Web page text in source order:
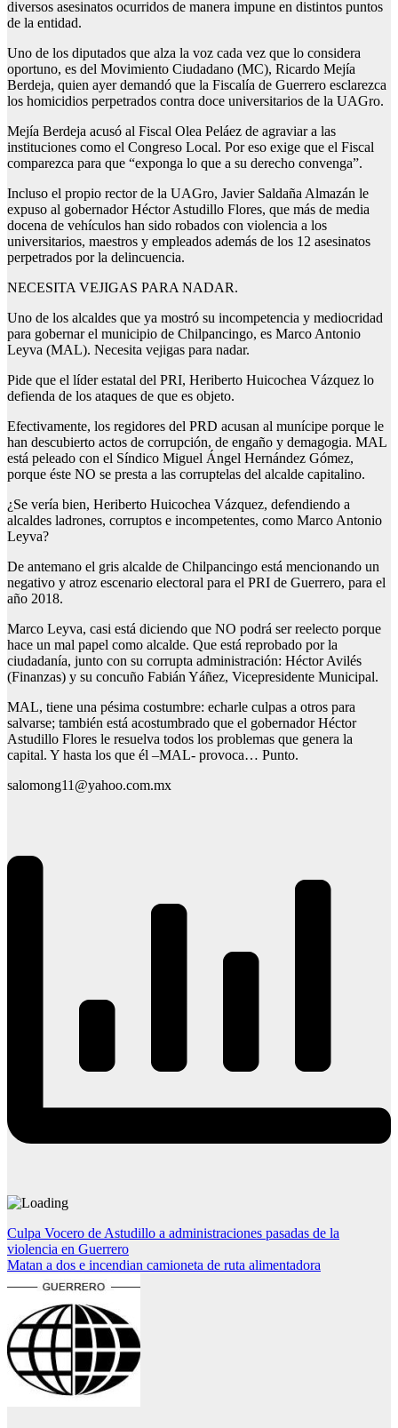
diversos asesinatos ocurridos de manera impune en distintos puntos
de la entidad.
Uno de los diputados que alza la voz cada vez que lo considera
oportuno, es del Movimiento Ciudadano (MC), Ricardo Mejía
Berdeja, quien ayer demandó que la Fiscalía de Guerrero esclarezca
los homicidios perpetrados contra doce universitarios de la UAGro.
Mejía Berdeja acusó al Fiscal Olea Peláez de agraviar a las
instituciones como el Congreso Local. Por eso exige que el Fiscal
comparezca para que “exponga lo que a su derecho convenga”.
Incluso el propio rector de la UAGro, Javier Saldaña Almazán le
expuso al gobernador Héctor Astudillo Flores, que más de media
docena de vehículos han sido robados con violencia a los
universitarios, maestros y empleados además de los 12 asesinatos
perpetrados por la delincuencia.
NECESITA VEJIGAS PARA NADAR.
Uno de los alcaldes que ya mostró su incompetencia y mediocridad
para gobernar el municipio de Chilpancingo, es Marco Antonio
Leyva (MAL). Necesita vejigas para nadar.
Pide que el líder estatal del PRI, Heriberto Huicochea Vázquez lo
defienda de los ataques de que es objeto.
Efectivamente, los regidores del PRD acusan al munícipe porque le
han descubierto actos de corrupción, de engaño y demagogia. MAL
está peleado con el Síndico Miguel Ángel Hernández Gómez,
porque éste NO se presta a las corruptelas del alcalde capitalino.
¿Se vería bien, Heriberto Huicochea Vázquez, defendiendo a
alcaldes ladrones, corruptos e incompetentes, como Marco Antonio
Leyva?
De antemano el gris alcalde de Chilpancingo está mencionando un
negativo y atroz escenario electoral para el PRI de Guerrero, para el
año 2018.
Marco Leyva, casi está diciendo que NO podrá ser reelecto porque
hace un mal papel como alcalde. Que está reprobado por la
ciudadanía, junto con su corrupta administración: Héctor Avilés
(Finanzas) y su concuño Fabián Yáñez, Vicepresidente Municipal.
MAL, tiene una pésima costumbre: echarle culpas a otros para
salvarse; también está acostumbrado que el gobernador Héctor
Astudillo Flores le resuelva todos los problemas que genera la
capital. Y hasta los que él –MAL- provoca… Punto.
salomong11@yahoo.com.mx
Navegación
de
entradas
Culpa Vocero de Astudillo a administraciones pasadas de la
violencia en Guerrero
Matan a dos e incendian camioneta de ruta alimentadora